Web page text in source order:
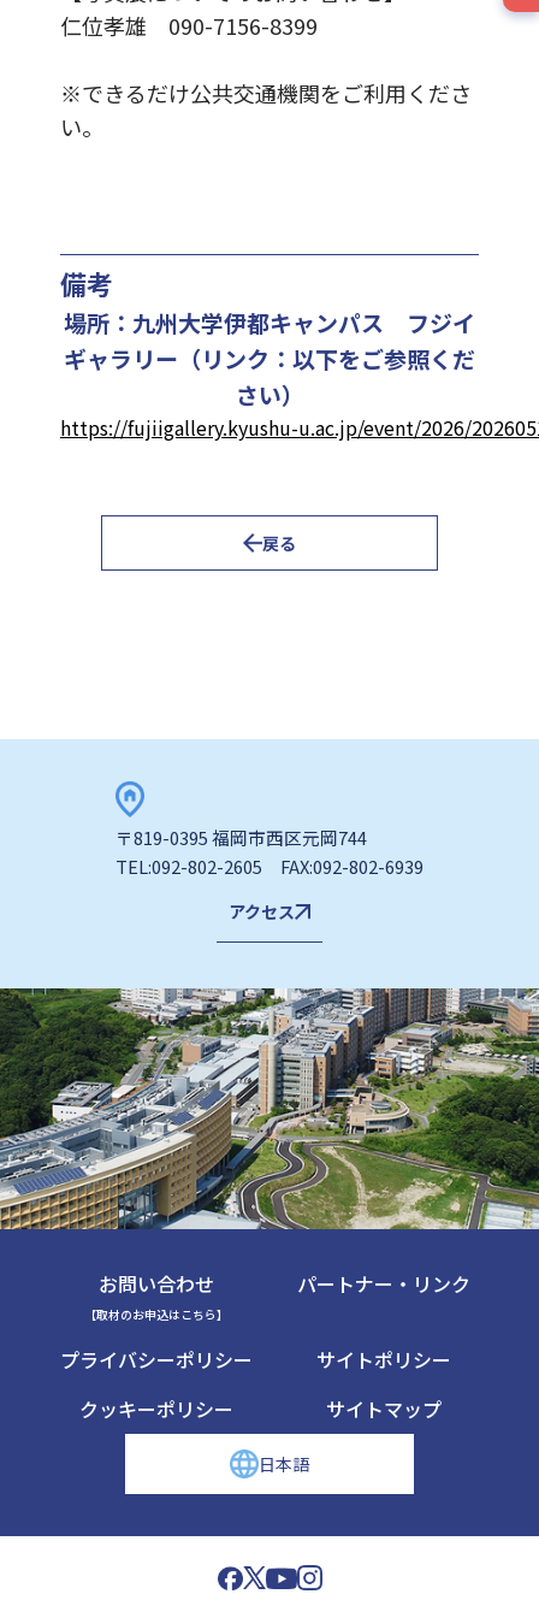
仁位孝雄 090-7156-8399
※できるだけ公共交通機関をご利用くださ
い。
備考
場所：九州大学伊都キャンパス フジイ
ギャラリー（リンク：以下をご参照くだ
さい）
https://fujiigallery.kyushu-u.ac.jp/event/2026/
戻る
〒819-0395 福岡市西区元岡744
TEL:092-802-2605 FAX:092-802-6939
アクセス
お問い合わせ
【取材のお申込はこちら】
パートナー・リンク
プライバシーポリシー
サイトポリシー
クッキーポリシー
サイトマップ
日本語